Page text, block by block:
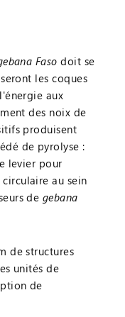
Faso doit se
les coques
aux
des noix de
produisent
de pyrolyse :
levier pour
au sein
de gebana
de structures
unités de
de